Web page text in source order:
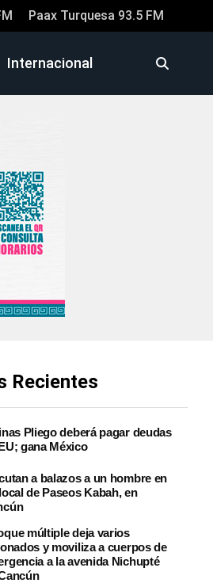
Paax Turquesa 93.5 FM
Internacional
Recientes
Pliego deberá pagar deudas
gana México
a balazos a un hombre en
de Paseos Kabah, en
múltiple deja varios
y moviliza a cuerpos de
a la avenida Nichupté